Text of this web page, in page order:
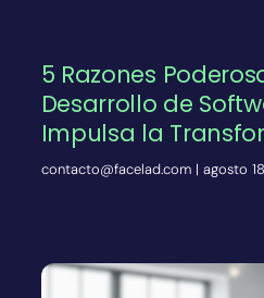
5 Razones
Desarrollo de
Impulsa la
contacto@facelad.com agosto